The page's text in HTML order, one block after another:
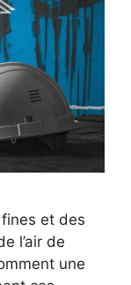
et des
l’air de
une